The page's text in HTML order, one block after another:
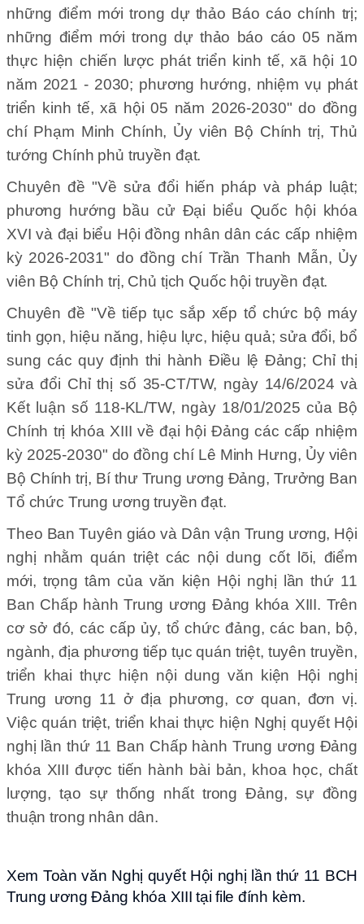
những điểm mới trong dự thảo Báo cáo chính trị;
những điểm mới trong dự thảo báo cáo 05 năm
thực hiện chiến lược phát triển kinh tế, xã hội 10
năm 2021 - 2030; phương hướng, nhiệm vụ phát
triển kinh tế, xã hội 05 năm 2026-2030" do đồng
chí Phạm Minh Chính, Ủy viên Bộ Chính trị, Thủ
tướng Chính phủ truyền đạt.
Chuyên đề "Về sửa đổi hiến pháp và pháp luật;
phương hướng bầu cử Đại biểu Quốc hội khóa
XVI và đại biểu Hội đồng nhân dân các cấp nhiệm
kỳ 2026-2031" do đồng chí Trần Thanh Mẫn, Ủy
viên Bộ Chính trị, Chủ tịch Quốc hội truyền đạt.
Chuyên đề "Về tiếp tục sắp xếp tổ chức bộ máy
tinh gọn, hiệu năng, hiệu lực, hiệu quả; sửa đổi, bổ
sung các quy định thi hành Điều lệ Đảng; Chỉ thị
sửa đổi Chỉ thị số 35-CT/TW, ngày 14/6/2024 và
Kết luận số 118-KL/TW, ngày 18/01/2025 của Bộ
Chính trị khóa XIII về đại hội Đảng các cấp nhiệm
kỳ 2025-2030" do đồng chí Lê Minh Hưng, Ủy viên
Bộ Chính trị, Bí thư Trung ương Đảng, Trưởng Ban
Tổ chức Trung ương truyền đạt.
Theo Ban Tuyên giáo và Dân vận Trung ương, Hội
nghị nhằm quán triệt các nội dung cốt lõi, điểm
mới, trọng tâm của văn kiện Hội nghị lần thứ 11
Ban Chấp hành Trung ương Đảng khóa XIII. Trên
cơ sở đó, các cấp ủy, tổ chức đảng, các ban, bộ,
ngành, địa phương tiếp tục quán triệt, tuyên truyền,
triển khai thực hiện nội dung văn kiện Hội nghị
Trung ương 11 ở địa phương, cơ quan, đơn vị.
Việc quán triệt, triển khai thực hiện Nghị quyết Hội
nghị lần thứ 11 Ban Chấp hành Trung ương Đảng
khóa XIII được tiến hành bài bản, khoa học, chất
lượng, tạo sự thống nhất trong Đảng, sự đồng
thuận trong nhân dân.
Xem Toàn văn Nghị quyết Hội nghị lần thứ 11 BCH
Trung ương Đảng khóa XIII tại file đính kèm.